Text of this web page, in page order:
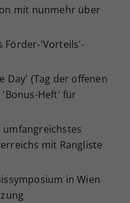
mit nunmehr über
Förder-'Vorteils'-
Day' (Tag der offenen
Heft' für
umfangreichstes
mit Rangliste
in Wien